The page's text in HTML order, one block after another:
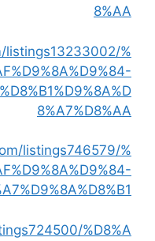
8%AA
listings13233002/%
8%A7%D8%AA
listings746579/%
%D8%A